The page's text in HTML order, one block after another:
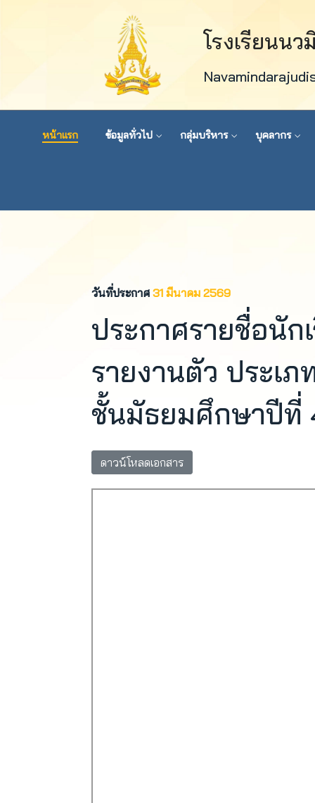
โรงเรียนน
หน้าแรก ข้อมูลทั่วไป กลุ่มบริหาร บุคลากร
วันที่ประกาศ 31 มีนาคม 2569
ประกาศรายชื่อนัก
รายงานตัว ประเ
ชั้นมัธยมศึกษาปีที่
ดาวน์โหลดเอกสาร